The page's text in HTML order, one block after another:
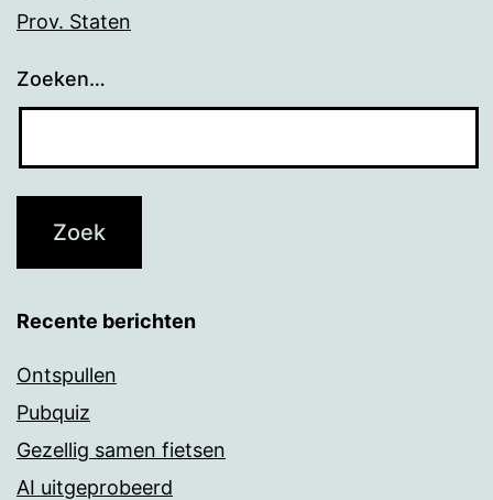
Prov. Staten
Zoeken…
Recente berichten
Ontspullen
Pubquiz
Gezellig samen fietsen
AI uitgeprobeerd